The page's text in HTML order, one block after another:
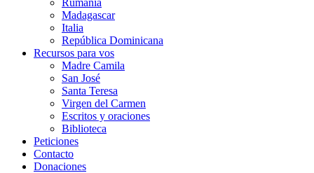
Rumania
Madagascar
Italia
República Dominicana
Recursos para vos
Madre Camila
San José
Santa Teresa
Virgen del Carmen
Escritos y oraciones
Biblioteca
Peticiones
Contacto
Donaciones